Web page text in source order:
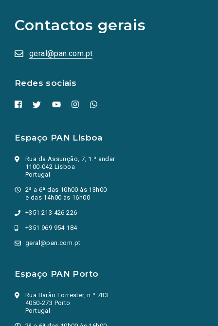
Contactos gerais
geral@pan.com.pt
Redes sociais
redes
sociais
numa
nova
Espaço PAN Lisboa
Rua da Assunção, 7, 1.º andar
1100-042 Lisboa
Portugal
2ª a 6ª das 10h00 às 13h00
e das 14h00 às 16h00
+351 213 426 226
+351 969 954 184
geral@pan.com.pt
Espaço PAN Porto
Rua Barão Forrester, n.º 783
4050-273 Porto
Portugal